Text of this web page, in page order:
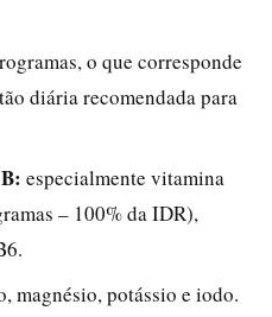
o que corresponde
diária recomendada para
especialmente vitamina
– 100% da IDR),
magnésio, potássio e iodo.